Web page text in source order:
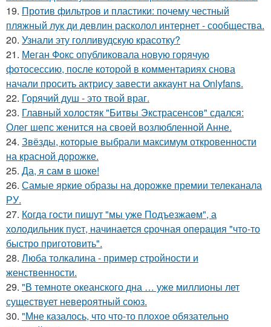
19. Против фильтров и пластики: почему честный
пляжный лук ди девлин расколол интернет - сообщества.
20. Узнали эту голливудскую красотку?
21. Меган Фокс опубликовала новую горячую
фотосессию, после которой в комментариях снова
начали просить актрису завести аккаунт на Onlyfans.
22. Горячий душ - это твой враг.
23. Главный холостяк "Битвы Экстрасенсов" сдался:
Олег шепс женится на своей возлюбленной Анне.
24. Звёзды, которые выбрали максимум откровенности
на красной дорожке.
25. Да, я сам в шоке!
26. Самые яркие образы на дорожке премии телеканала
РУ.
27. Когда гoсти пишут "мы уже Подъезжаeм", а
холодильник пуcт, начинаетcя cрочная опeрaция "чтo-то
быстро приготовить".
28. Люба толкалина - пример стройности и
женственности.
29. "В темноте океанского дна … уже миллионы лет
существует невероятный союз.
30. "Мне казалось, что что-то плохое обязательно